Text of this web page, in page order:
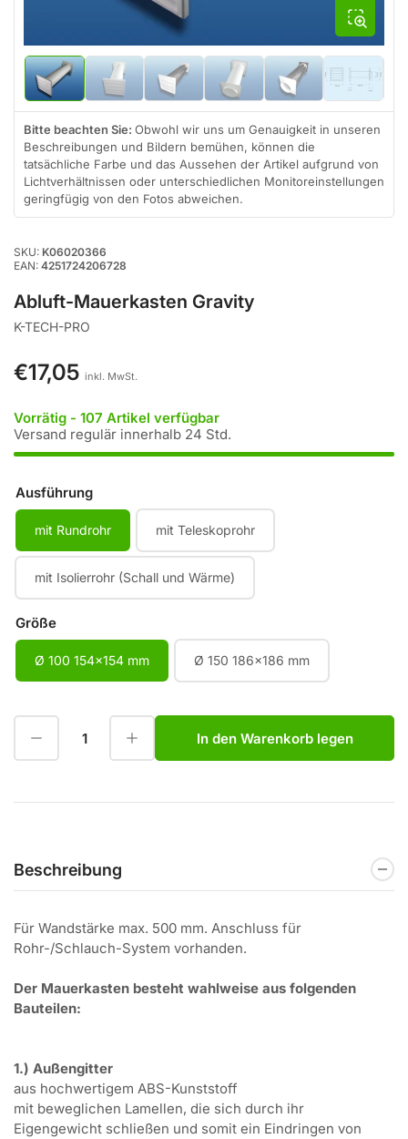
Bild
in
Galerieansicht
1
laden
Bild
in
Galerieansicht
2
laden
Bild
in
Galerieansicht
3
laden
Bild
in
Galerieansicht
4
laden
Bild
in
Galerieansicht
5
laden
Bild
in
6
Bitte beachten Sie: Obwohl wir uns um Genauigkeit in unseren
Beschreibungen und Bildern bemühen, können die
tatsächliche Farbe und das Aussehen der Artikel aufgrund von
Lichtverhältnissen oder unterschiedlichen Monitoreinstellungen
geringfügig von den Fotos abweichen.
SKU: K06020366
EAN: 4251724206728
Abluft-Mauerkasten Gravity
K-TECH-PRO
Normaler
€17,05 inkl. MwSt.
Vorrätig - 107 Artikel verfügbar
Versand regulär innerhalb 24 Std.
Ausführung
mit Rundrohr mit Teleskoprohr
mit Isolierrohr (Schall und Wärme)
Größe
Ø 100 154x154 mm Ø 150 186x186 mm
Menge reduzieren für Abluft-Mauerkasten Gravity Menge erhöhen für Abluft-Mauerkasten Gravity In den Warenkorb legen
Beschreibung
Für Wandstärke max. 500 mm. Anschluss für
Rohr-/Schlauch-System vorhanden.
Der Mauerkasten besteht wahlweise aus folgenden
Bauteilen:
1.) Außengitter
aus hochwertigem ABS-Kunststoff
mit beweglichen Lamellen, die sich durch ihr
Eigengewicht schließen und somit ein Eindringen von